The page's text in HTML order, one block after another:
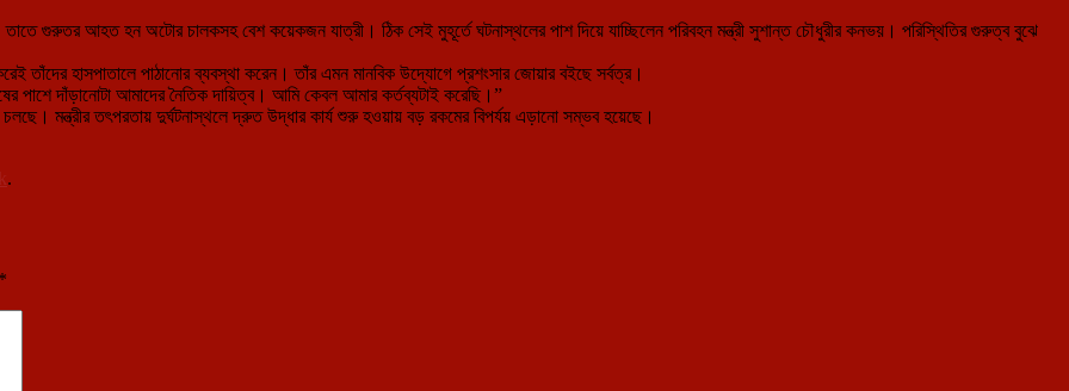
তাতে গুরুতর আহত হন অটোর চালকসহ বেশ কয়েকজন যাত্রী। ঠিক সেই মুহূর্তে ঘটনাস্থলের পাশ দিয়ে যাচ্ছিলেন পরিবহন মন্ত্রী সুশান্ত চৌধুরীর কনভয়। পরিস্থিতির গুরুত্ব বুঝে
তাঁদের হাসপাতালে পাঠানোর ব্যবস্থা করেন। তাঁর এমন মানবিক উদ্যোগে প্রশংসার জোয়ার বইছে সর্বত্র।
পাশে দাঁড়ানোটা আমাদের নৈতিক দায়িত্ব। আমি কেবল আমার কর্তব্যটাই করেছি।”
মন্ত্রীর তৎপরতায় দুর্ঘটনাস্থলে দ্রুত উদ্ধার কার্য শুরু হওয়ায় বড় রকমের বিপর্যয় এড়ানো সম্ভব হয়েছে।
.
*